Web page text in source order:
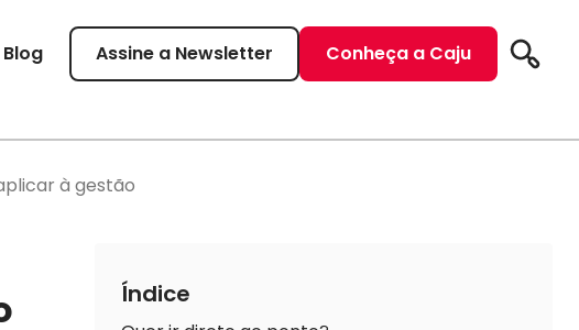
Assine a Newsletter Conheça a Caju
à gestão
Índice